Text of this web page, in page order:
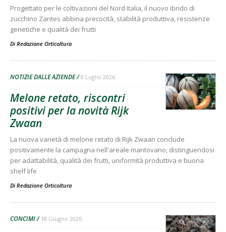
Progettato per le coltivazioni del Nord Italia, il nuovo ibrido di
zucchino Zantes abbina precocità, stabilità produttiva, resistenze
genetiche e qualità dei frutti
Di Redazione Orticoltura
NOTIZIE DALLE AZIENDE 8 Luglio 2026
Melone retato, riscontri
positivi per la novità Rijk
Zwaan
La nuova varietà di melone retato di Rijk Zwaan conclude
positivamente la campagna nell'areale mantovano, distinguendosi
per adattabilità, qualità dei frutti, uniformità produttiva e buona
shelf life
Di Redazione Orticoltura
CONCIMI 18 Giugno 2026